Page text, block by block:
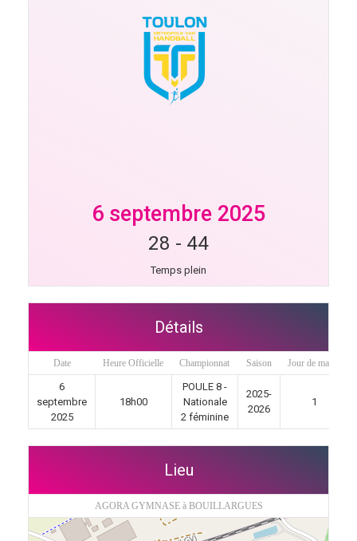
6 septembre 2025
28 - 44
Temps plein
Détails
Date Heure Officielle Championnat Saison Jour de match
6
septembre
2025
18h00
POULE 8 -
Nationale
2 féminine
2025-
2026
1
Lieu
AGORA GYMNASE à BOUILLARGUES